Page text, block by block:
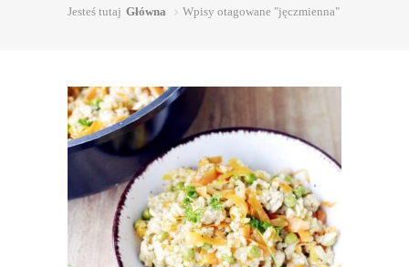
Jesteś tutaj Główna Wpisy otagowane "jęczmienna"